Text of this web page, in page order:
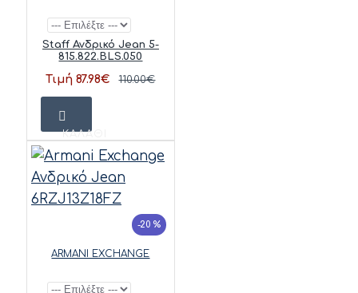
Staff Ανδρικό Jean 5-
815.822.BLS.050
Τιμή 87.98€ 110.00€
ΚΑΛΆΘΙ
-20 %
ARMANI EXCHANGE